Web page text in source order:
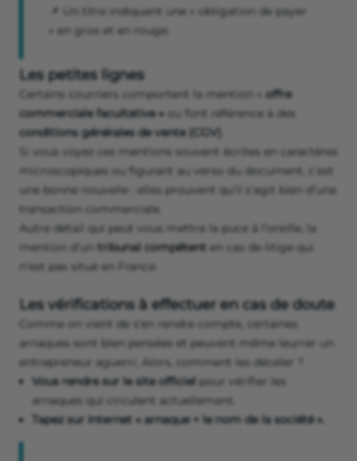
📌 Un titre indiquant une « obligation de payer
» en gros et en rouge.
Les petites lignes
Certains courriers comportent la mention « offre
commerciale facultative » ou font référence à des
conditions générales de vente (CGV)
Si vous voyez ces mentions souvent écrites en caractères
microscopiques ou figurant au verso du document, c’est
une bonne nouvelle : elles prouvent qu’il s’agit bien d’une
transaction commerciale.
Autre détail qui peut vous mettre la puce à l’oreille, la
mention d’un tribunal compétent en cas de litige qui
n’est pas situé en France.
Les vérifications à effectuer en cas de doute
Comme on vient de s’en rendre compte, certaines
arnaques sont bien pensées et peuvent même leurrer un
entrepreneur aguerri. Alors, comment les déceler ?
Vous rendre sur le site officiel pour vérifier les
arnaques qui circulent actuellement.
Tapez sur Internet « arnaque + le nom de la société ».